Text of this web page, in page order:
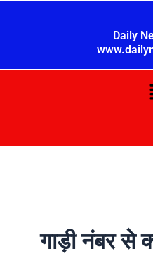
Daily
गाड़ी नंबर से